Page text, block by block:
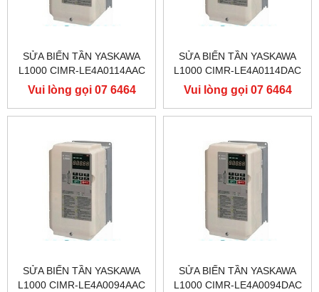
SỬA BIẾN TẦN YASKAWA
L1000 CIMR-LE4A0114AAC
400V 55KW, BIẾN TẦN
YASKAWA L1000
Vui lòng gọi 07 6464
9556
SỬA BIẾN TẦN YASKAWA
L1000 CIMR-LE4A0114DAC
400V 55KW, BIẾN TẦN
YASKAWA L1000
Vui lòng gọi 07 6464
9556
SỬA BIẾN TẦN YASKAWA
L1000 CIMR-LE4A0094AAC
SỬA BIẾN TẦN YASKAWA
L1000 CIMR-LE4A0094DAC